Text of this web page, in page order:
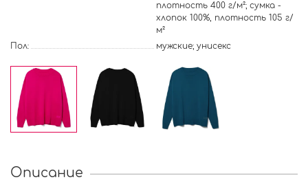
плотность 400 г/м²; сумка -
хлопок 100%, плотность 105 г/
м²
Пол:
мужские; унисекс
Описание